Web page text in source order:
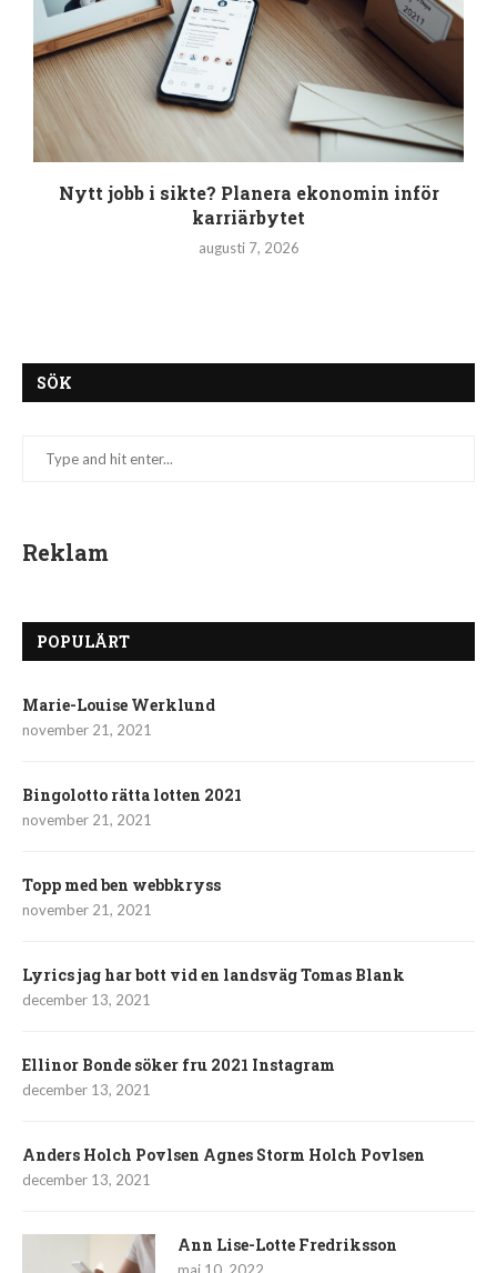
Nytt jobb i sikte? Planera ekonomin inför
karriärbytet
augusti 7, 2026
SÖK
Reklam
POPULÄRT
Marie-Louise Werklund
november 21, 2021
Bingolotto rätta lotten 2021
november 21, 2021
Topp med ben webbkryss
november 21, 2021
Lyrics jag har bott vid en landsväg Tomas Blank
december 13, 2021
Ellinor Bonde söker fru 2021 Instagram
december 13, 2021
Anders Holch Povlsen Agnes Storm Holch Povlsen
december 13, 2021
Ann Lise-Lotte Fredriksson